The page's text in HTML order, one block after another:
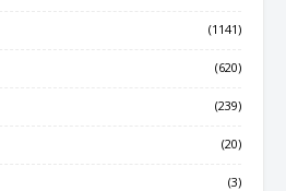
(1141)
(620)
(239)
(20)
(3)